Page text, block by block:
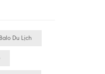
Balo Du Lịch